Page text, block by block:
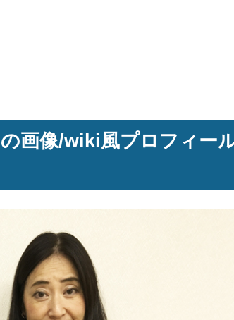
画像/wiki風プロフィー